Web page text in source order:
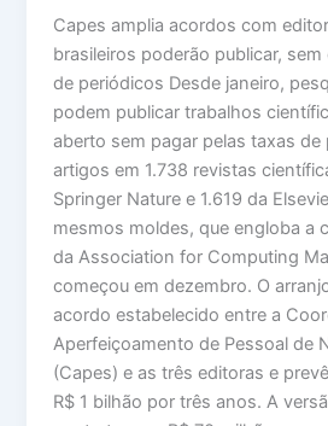
Capes amplia acordos com
brasileiros poderão publicar,
de periódicos Desde janeiro,
podem publicar trabalhos
aberto sem pagar pelas taxas
artigos em 1.738 revistas
Springer Nature e 1.619 da
mesmos moldes, que engloba a
da Association for Computing
começou em dezembro. O
acordo estabelecido entre a
Aperfeiçoamento de Pessoal de
(Capes) e as três editoras e
R$ 1 bilhão por três anos. A